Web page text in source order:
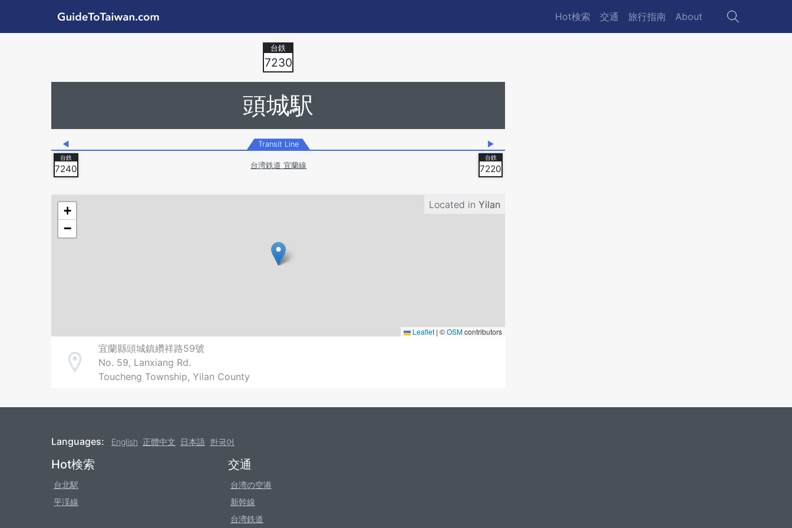
GuideToTaiwan.com
Main
Hot検索 交通 旅行指南 About
7230
頭城駅
◀ Transit Line ▶
7240 台湾鉄道 宜蘭線 7220
Located in Yilan
+
−
Leaflet | ©OSMcontributors
Address
宜蘭縣頭城鎮纘祥路59號
No. 59, Lanxiang Rd.
Toucheng Township, Yilan County
Languages: English 正體中文 日本語 한국어
Footer
Hot検索
台北駅
平渓線
交通
台湾の空港
新幹線
台湾鉄道